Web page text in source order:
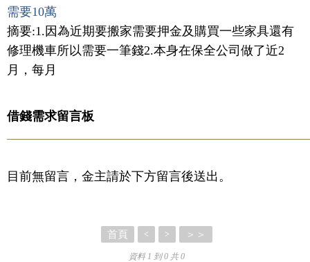
需要10萬
摘要:1.因為近期要搬家需要押金及購買一些家具還有
修理機車所以需要一筆錢2.本身在保全公司做了近2
月，每月
借錢需求留言板
目前無留言，金主請於下方留言後送出。
首頁 < > ＞＞
資料 1 到 0 共 0